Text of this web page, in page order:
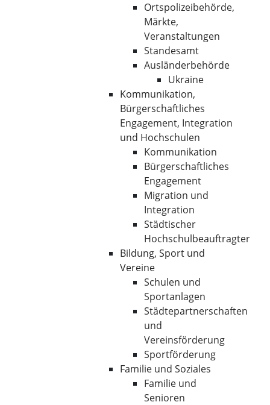
Ortspolizeibehörde,
Märkte,
Veranstaltungen
Standesamt
Ausländerbehörde
Ukraine
Kommunikation,
Bürgerschaftliches
Engagement, Integration
und Hochschulen
Kommunikation
Bürgerschaftliches
Engagement
Migration und
Integration
Städtischer
Hochschulbeauftragter
Bildung, Sport und
Vereine
Schulen und
Sportanlagen
Städtepartnerschaften
und
Vereinsförderung
Sportförderung
Familie und Soziales
Familie und
Senioren